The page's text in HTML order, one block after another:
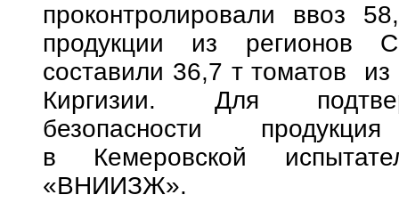
проконтролировали ввоз
продукции из регионов
составили 36,7 т томатов
Киргизии. Для
безопасности
в Кемеровской
«ВНИИЗЖ».